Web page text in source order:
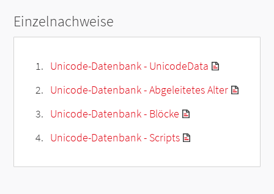
Einzelnachweise
Unicode-Datenbank - UnicodeData
Unicode-Datenbank - Abgeleitetes Alter
Unicode-Datenbank - Blöcke
Unicode-Datenbank - Scripts